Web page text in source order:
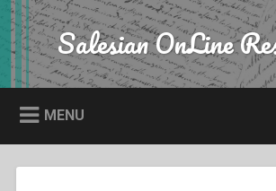
Skip
to
content
Search Salesian OnLine
MENU